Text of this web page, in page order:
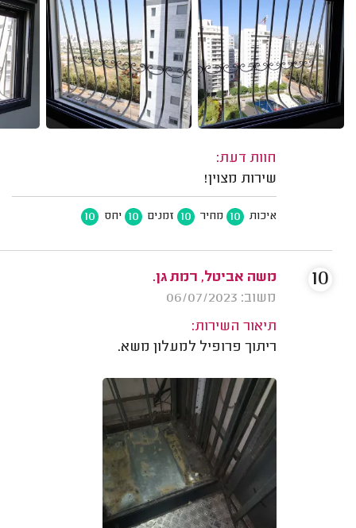
חוות דעת:
שירות מצוין!
איכות 10 מחיר 10 זמנים 10 יחס 10
משה אביטל, רמת גן.
משוב: 06/07/2023
תיאור השירות:
ריתוך פרופיל למעלון משא.
10